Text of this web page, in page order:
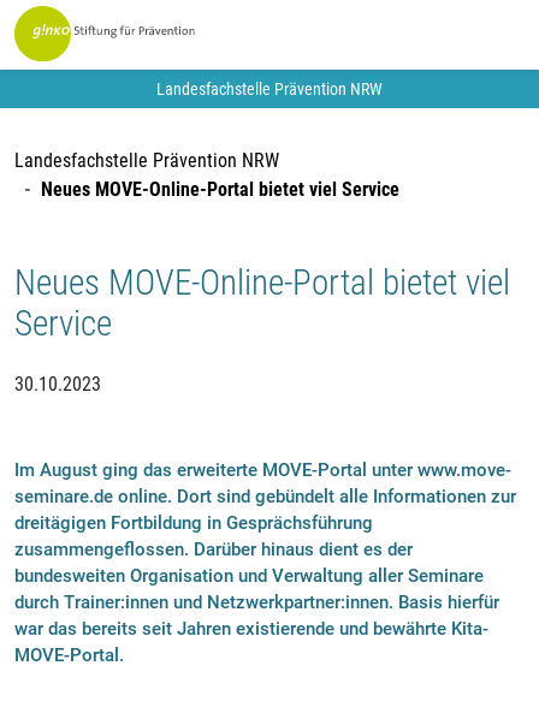
Landesfachstelle Prävention NRW
Landesfachstelle Prävention NRW
Neues MOVE-Online-Portal bietet viel Service
Neues MOVE-Online-Portal bietet viel
Service
30.10.2023
Im August ging das erweiterte MOVE-Portal unter www.move-
seminare.de online. Dort sind gebündelt alle Informationen zur
dreitägigen Fortbildung in Gesprächsführung
zusammengeflossen. Darüber hinaus dient es der
bundesweiten Organisation und Verwaltung aller Seminare
durch Trainer:innen und Netzwerkpartner:innen. Basis hierfür
war das bereits seit Jahren existierende und bewährte Kita-
MOVE-Portal.